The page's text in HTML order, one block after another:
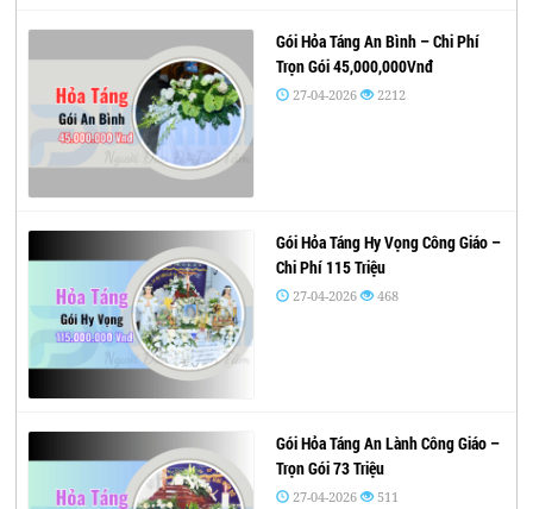
Gói Hỏa Táng An Bình – Chi Phí
Trọn Gói 45,000,000Vnđ
27-04-2026 2212
Gói Hỏa Táng Hy Vọng Công Giáo –
Chi Phí 115 Triệu
27-04-2026 468
Gói Hỏa Táng An Lành Công Giáo –
Trọn Gói 73 Triệu
27-04-2026 511